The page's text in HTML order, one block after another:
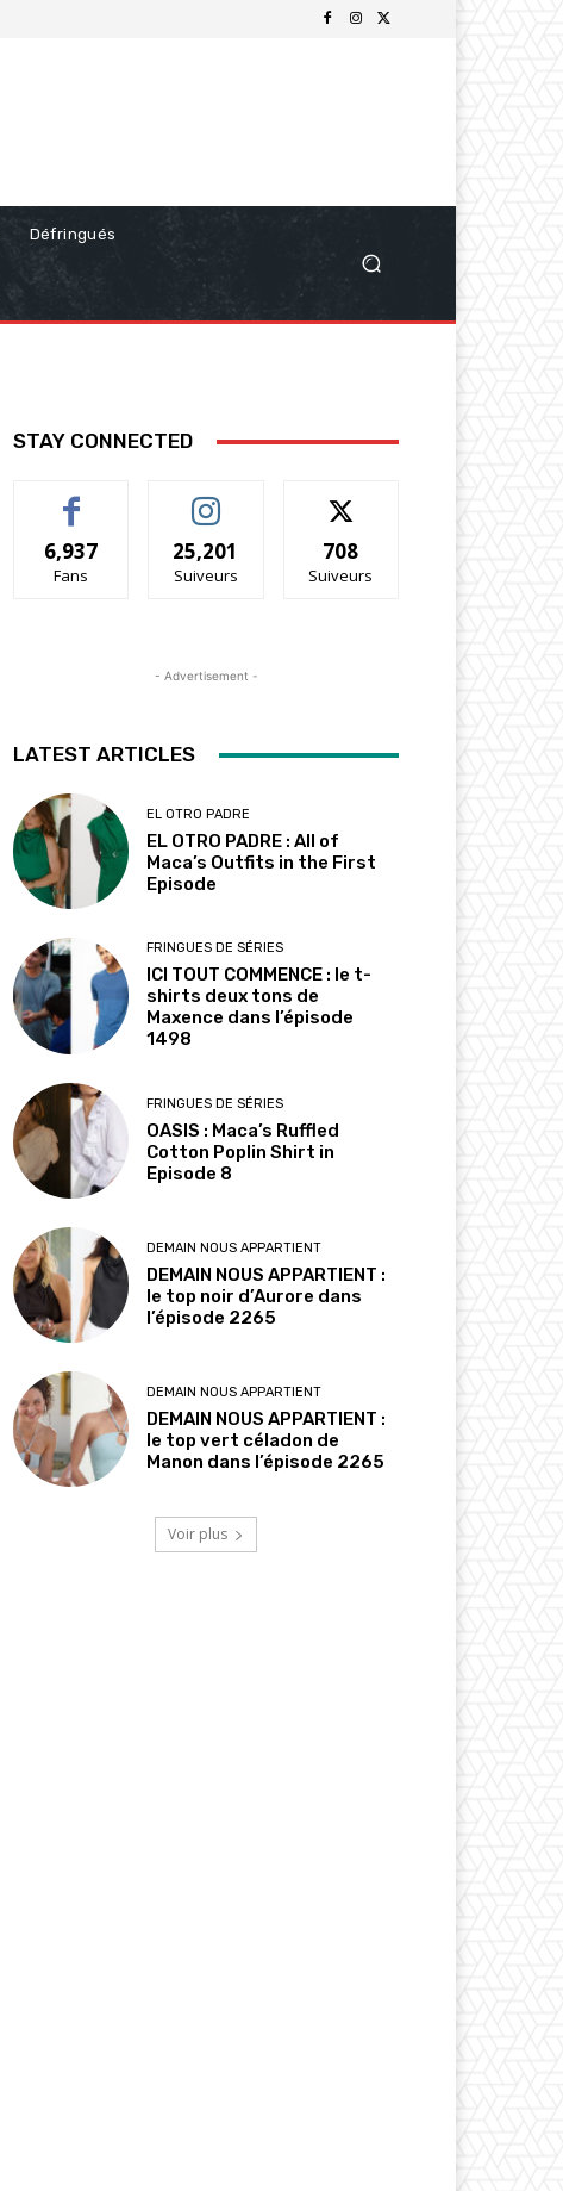
Défringués
STAY CONNECTED
6,937
Fans
25,201
Suiveurs
708
Suiveurs
- Advertisement -
LATEST ARTICLES
EL OTRO PADRE
EL OTRO PADRE : All of
Maca’s Outfits in the First
Episode
FRINGUES DE SÉRIES
ICI TOUT COMMENCE : le t-
shirts deux tons de
Maxence dans l’épisode
1498
FRINGUES DE SÉRIES
OASIS : Maca’s Ruffled
Cotton Poplin Shirt in
Episode 8
DEMAIN NOUS APPARTIENT
DEMAIN NOUS APPARTIENT :
le top noir d’Aurore dans
l’épisode 2265
DEMAIN NOUS APPARTIENT
DEMAIN NOUS APPARTIENT :
le top vert céladon de
Manon dans l’épisode 2265
Voir plus